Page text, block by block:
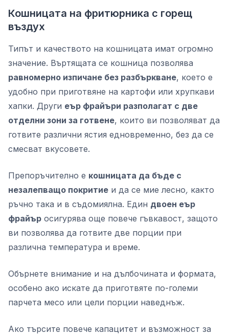
Кошницата на фритюрника с горещ
въздух
Типът и качеството на кошницата имат огромно
значение. Въртящата се кошница позволява
равномерно изпичане без разбъркване, което е
удобно при приготвяне на картофи или хрупкави
хапки. Други еър фрайъри разполагат с две
отделни зони за готвене, които ви позволяват да
готвите различни ястия едновременно, без да се
смесват вкусовете.
Препоръчително е кошницата да бъде с
незалепващо покритие и да се мие лесно, както
ръчно така и в съдомиялна. Един двоен еър
фрайър осигурява още повече гъвкавост, защото
ви позволява да готвите две порции при
различна температура и време.
Обърнете внимание и на дълбочината и формата,
особено ако искате да приготвяте по-големи
парчета месо или цели порции наведнъж.
Ако търсите повече капацитет и възможност за